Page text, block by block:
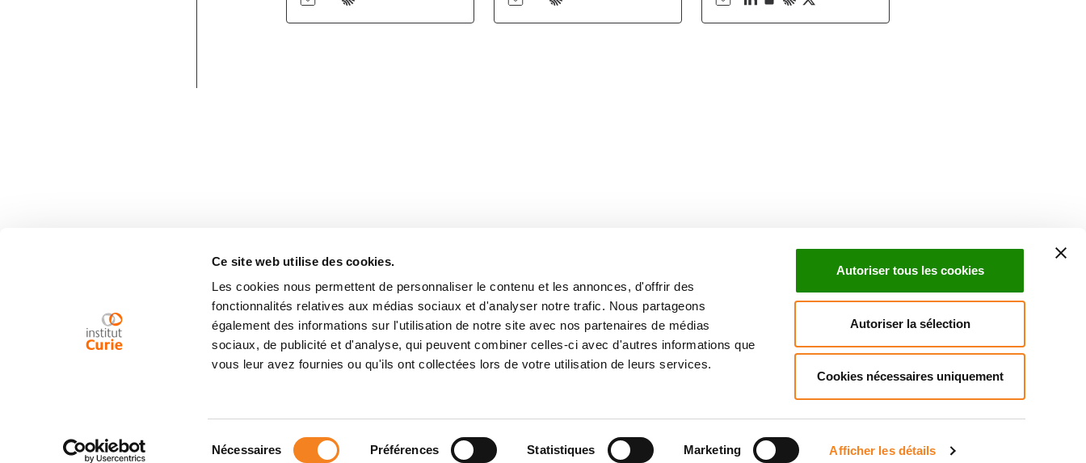
Ce site web utilise des cookies.
Les cookies nous permettent de personnaliser le contenu et les annonces, d'offrir des
fonctionnalités relatives aux médias sociaux et d'analyser notre trafic. Nous partageons
également des informations sur l'utilisation de notre site avec nos partenaires de médias
sociaux, de publicité et d'analyse, qui peuvent combiner celles-ci avec d'autres informations que
vous leur avez fournies ou qu'ils ont collectées lors de votre utilisation de leurs services.
Nécessaires Préférences Statistiques Marketing Afficher les détails
Autoriser tous les cookies
Autoriser la sélection
Cookies nécessaires uniquement
Inscrivez-vous à la newsletter
ActualitésDroits du patient
Mentions légalesPolitique des données personnellesGestion des cookiesSignalement